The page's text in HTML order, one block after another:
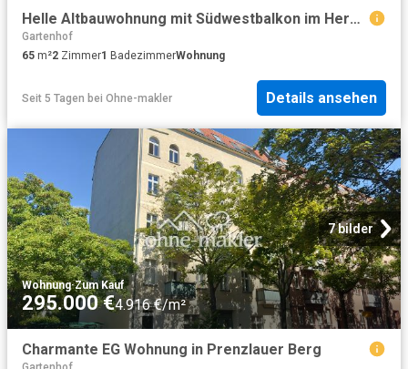
Helle Altbauwohnung mit Südwestbalkon im Herzen von Prenzlauer Berg
Gartenhof
65 m²2 Zimmer1 BadezimmerWohnung
Seit 5 Tagen bei Ohne-makler Details ansehen
7 bilder
Wohnung·Zum Kauf
295.000 €4.916 €/m²
Charmante EG Wohnung in Prenzlauer Berg